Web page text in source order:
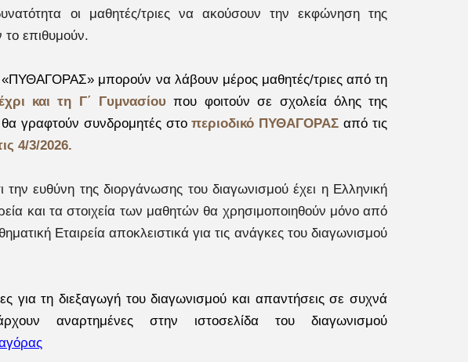
οι μαθητές/τριες να ακούσουν την εκφώνηση της
επιθυμούν.
«ΠΥΘΑΓΟΡΑΣ» μπορούν να λάβουν μέρος μαθητές/τριες από τη
και τη Γ΄ Γυμνασίου που φοιτούν σε σχολεία όλης της
θα γραφτούν συνδρομητές στοπεριοδικό ΠΥΘΑΓΟΡΑΣαπό τις
4/3/2026.
την ευθύνη της διοργάνωσης του διαγωνισμού έχει η Ελληνική
και τα στοιχεία των μαθητών θα χρησιμοποιηθούν μόνο από
Εταιρεία αποκλειστικά για τις ανάγκες του διαγωνισμού
για τη διεξαγωγή του διαγωνισμού και απαντήσεις σε συχνά
αναρτημένες στην ιστοσελίδα του διαγωνισμού